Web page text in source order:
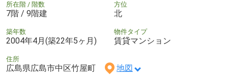
所在階 / 階数
7階 / 9階建
方位
北
築年数
2004年4月(築22年5ヶ月)
物件タイプ
賃貸マンション
住所
広島県広島市中区竹屋町 地図